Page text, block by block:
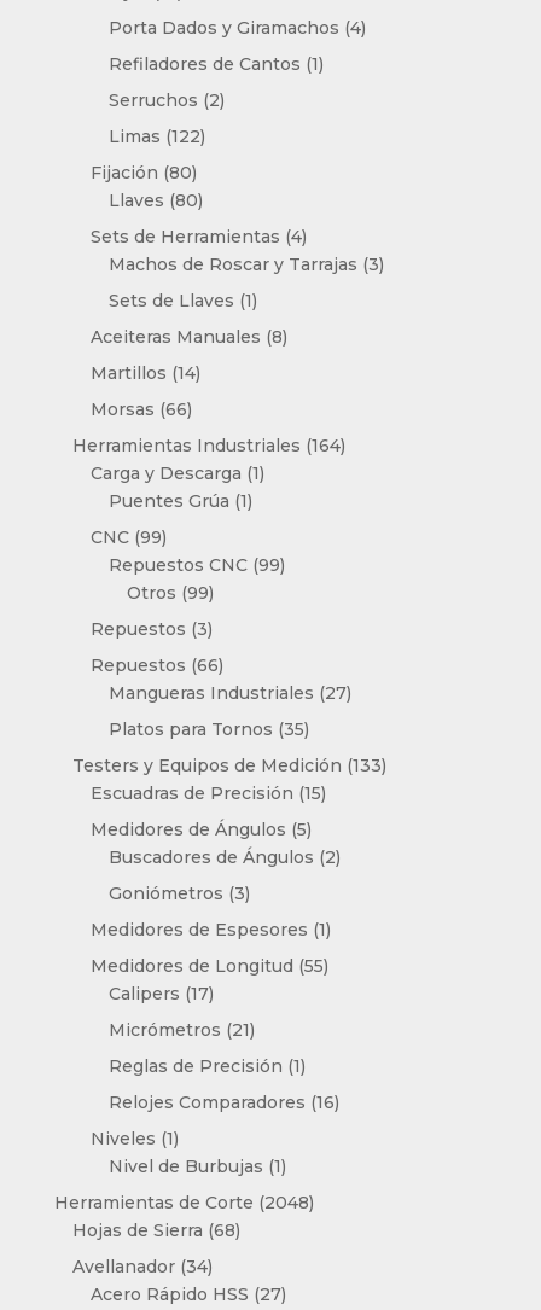
productos
Porta Dados y Giramachos 44
Refiladores de Cantos 11
Serruchos 22
Limas 122122
Fijación 8080
productos
Llaves 8080
productos
Sets de Herramientas 44
productos
Machos de Roscar y Tarrajas 33
Sets de Llaves 11
producto
Aceiteras Manuales 88
Martillos 1414
Morsas 6666
productos
Herramientas Industriales 164164
Carga y Descarga 11
Puentes Grúa 11
CNC 9999
productos
Repuestos CNC 9999
Otros 9999
productos
Repuestos 33
productos
Repuestos 6666
productos
Mangueras Industriales 2727
Platos para Tornos 3535
productos
Testers y Equipos de Medición 133133
Escuadras de Precisión 1515
Medidores de Ángulos 55
productos
Buscadores de Ángulos 22
Goniómetros 33
productos
Medidores de Espesores 11
producto
Medidores de Longitud 5555
Calipers 1717
productos
Micrómetros 2121
productos
Reglas de Precisión 11
producto
Relojes Comparadores 1616
Niveles 11
producto
Nivel de Burbujas 11
producto
Herramientas de Corte 20482048
Hojas de Sierra 6868
Avellanador 3434
productos
Acero Rápido HSS 2727